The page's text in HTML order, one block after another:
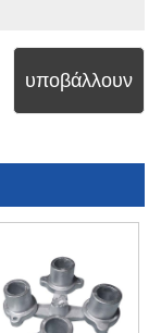
υποβάλλουν